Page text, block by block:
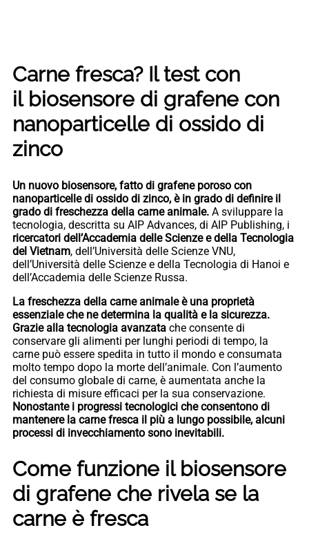
Carne fresca? Il test con
il biosensore di grafene con
nanoparticelle di ossido di
zinco
Un nuovo biosensore, fatto di grafene poroso con
nanoparticelle di ossido di zinco, è in grado di definire il
grado di freschezza della carne animale. A sviluppare la
tecnologia, descritta su AIP Advances, di AIP Publishing, i
ricercatori dell’Accademia delle Scienze e della Tecnologia
del Vietnam, dell’Università delle Scienze VNU,
dell’Università delle Scienze e della Tecnologia di Hanoi e
dell’Accademia delle Scienze Russa.
La freschezza della carne animale è una proprietà
essenziale che ne determina la qualità e la sicurezza.
Grazie alla tecnologia avanzata che consente di
conservare gli alimenti per lunghi periodi di tempo, la
carne può essere spedita in tutto il mondo e consumata
molto tempo dopo la morte dell’animale. Con l’aumento
del consumo globale di carne, è aumentata anche la
richiesta di misure efficaci per la sua conservazione.
Nonostante i progressi tecnologici che consentono di
mantenere la carne fresca il più a lungo possibile, alcuni
processi di invecchiamento sono inevitabili.
Come funzione il biosensore
di grafene che rivela se la
carne è fresca